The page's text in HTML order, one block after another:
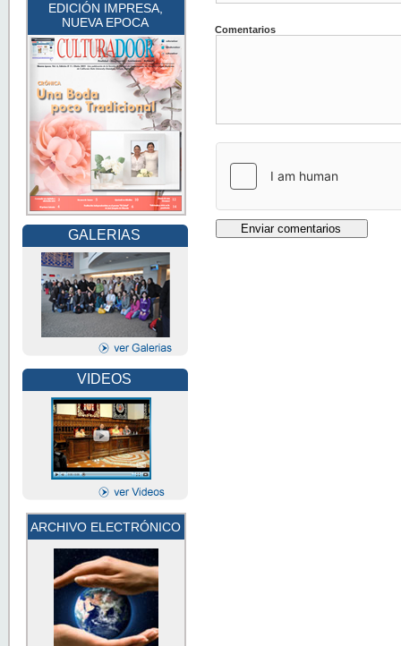
EDICIÓN IMPRESA,
NUEVA EPOCA
GALERIAS
VIDEOS
ARCHIVO ELECTRÓNICO
Comentarios